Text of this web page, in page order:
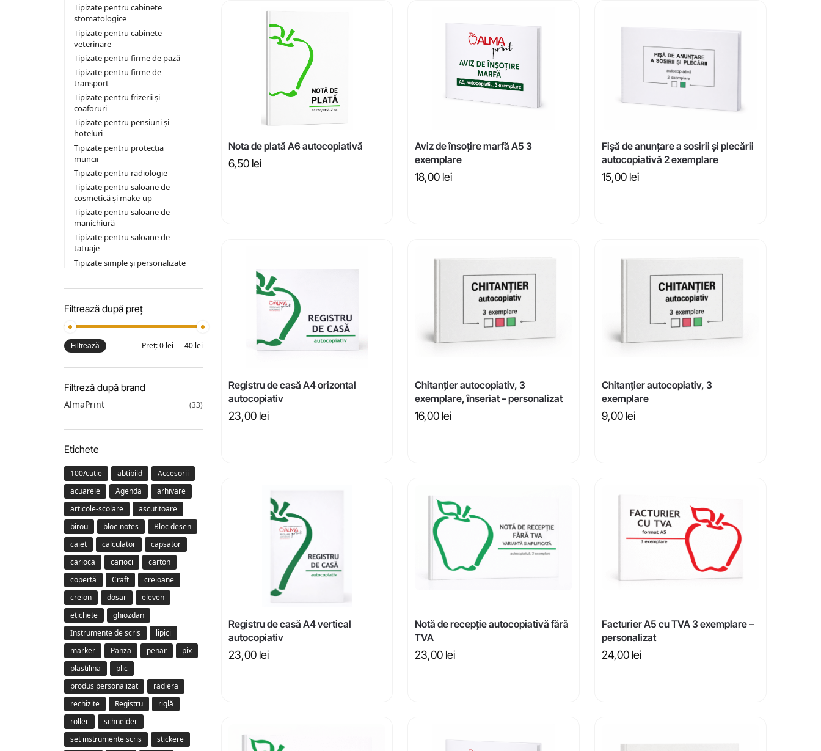
Nota de plată A6 autocopiativă
6,50 lei
Aviz de însoțire marfă A5 3
exemplare
18,00 lei
Fișă de anunțare a sosirii și plecării
autocopiativă 2 exemplare
15,00 lei
Registru de casă A4 orizontal
autocopiativ
23,00 lei
Chitanțier autocopiativ, 3
exemplare, înseriat – personalizat
16,00 lei
Chitanțier autocopiativ, 3
exemplare
9,00 lei
Registru de casă A4 vertical
autocopiativ
23,00 lei
Notă de recepție autocopiativă fără
TVA
23,00 lei
Facturier A5 cu TVA 3 exemplare –
personalizat
24,00 lei
Tipizate pentru cabinete
stomatologice
Tipizate pentru cabinete
veterinare
Tipizate pentru firme de pază
Tipizate pentru firme de
transport
Tipizate pentru frizerii și
coaforuri
Tipizate pentru pensiuni și
hoteluri
Tipizate pentru protecția
muncii
Tipizate pentru radiologie
Tipizate pentru saloane de
cosmetică și make-up
Tipizate pentru saloane de
manichiură
Tipizate pentru saloane de
tatuaje
Tipizate simple și personalizate
Filtrează după preț
Filtrează Preț:0 lei —40 lei
Filtreză după brand
AlmaPrint (33)
Etichete
100/cutie abtibild
Accesorii
acuarele
Agenda
arhivare
articole-scolare
ascutitoare
birou
bloc-notes
Bloc desen
caiet
calculator
capsator
carioca
carioci
carton
copertă
Craft
creioane
creion
dosar
eleven
etichete
ghiozdan
Instrumente de scris
lipici
marker
Panza penar
pix
plastilina
plic
produs personalizat
radiera
rechizite
Registru
riglă
roller
schneider
set instrumente scris
stickere